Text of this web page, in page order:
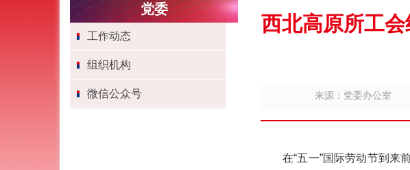
党委
工作动态
组织机构
微信公众号
西北高原所工
来源：党委办公室
在“五一”国际劳动节到